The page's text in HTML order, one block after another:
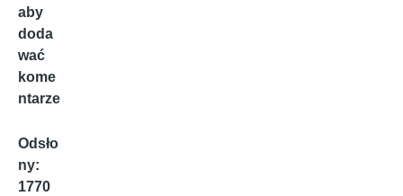
aby
doda
wać
kome
ntarze
Odsło
ny:
1770